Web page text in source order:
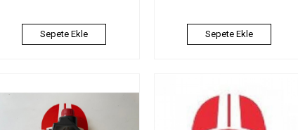
Sepete Ekle Sepete Ekle